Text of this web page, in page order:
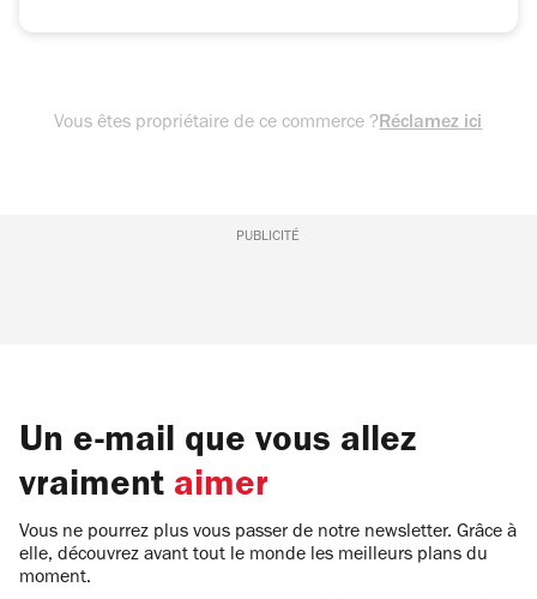
Vous êtes propriétaire de ce commerce ?Réclamez ici
PUBLICITÉ
Un e-mail que vous allez
vraiment aimer
Vous ne pourrez plus vous passer de notre newsletter. Grâce à
elle, découvrez avant tout le monde les meilleurs plans du
moment.